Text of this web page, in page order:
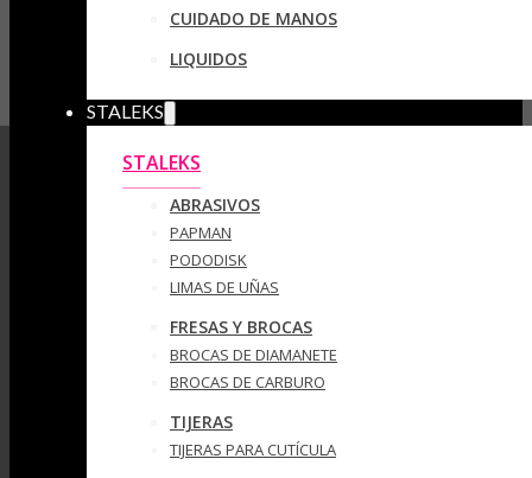
CUIDADO DE MANOS
LIQUIDOS
STALEKS
STALEKS
ABRASIVOS
PAPMAN
PODODISK
LIMAS DE UÑAS
FRESAS Y BROCAS
BROCAS DE DIAMANETE
BROCAS DE CARBURO
TIJERAS
TIJERAS PARA CUTÍCULA